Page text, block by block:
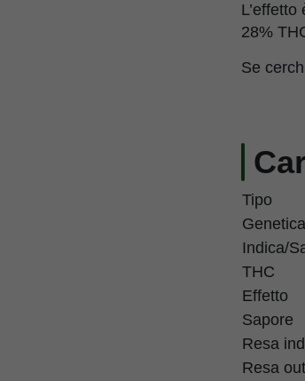
28%
Se
Tipo
Genetica
Indica/
THC
Effetto
Sapore
Resa
Resa